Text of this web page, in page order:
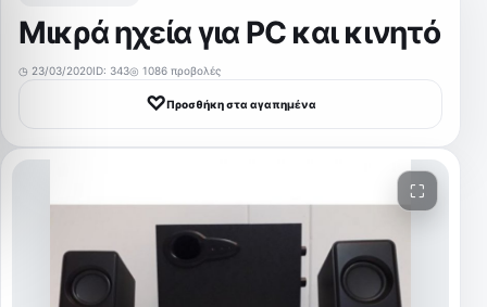
Μικρά ηχεία για PC και κινητό
◷ 23/03/2020ID: 343◎ 1086 προβολές
♡Προσθήκη στα αγαπημένα